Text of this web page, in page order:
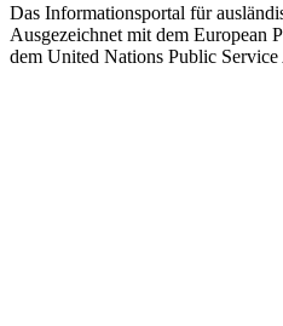
Das Informationsportal für
Ausgezeichnet mit dem European
dem United Nations Public